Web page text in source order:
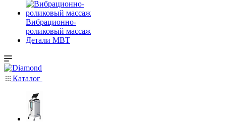
Вибрационно-
роликовый массаж
Детали MBT
Каталог